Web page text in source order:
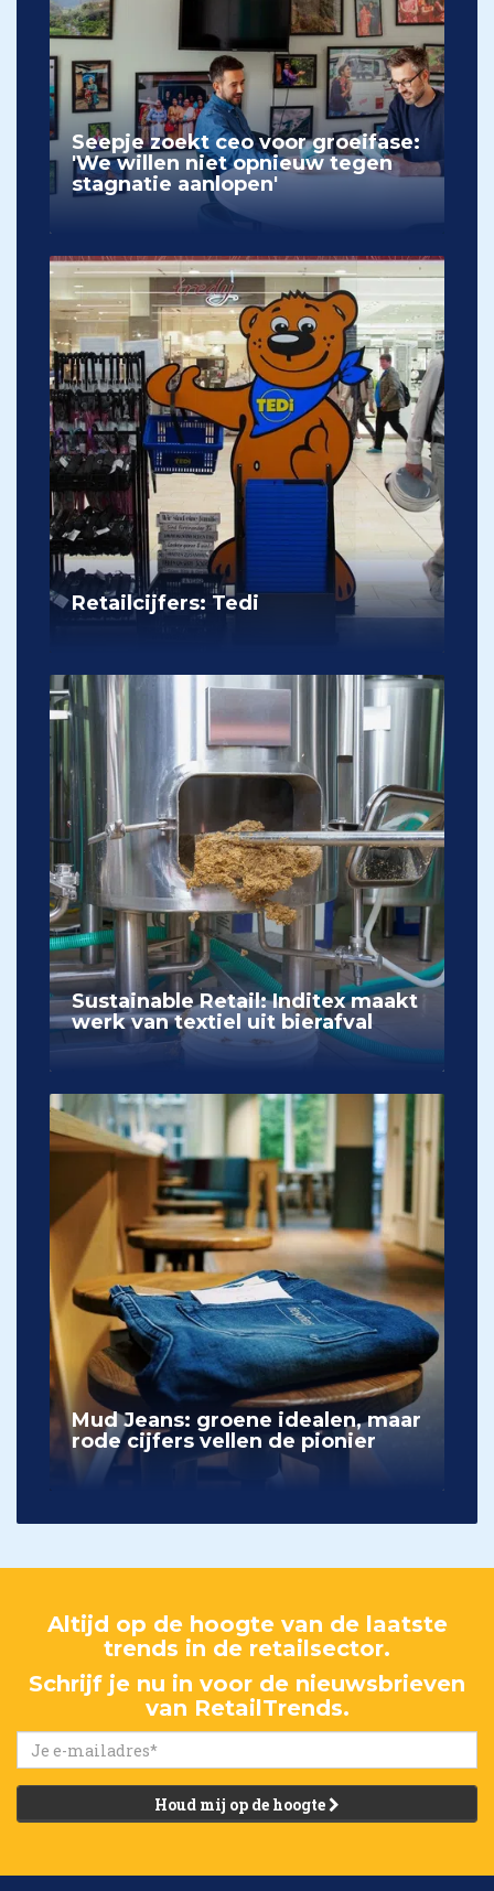
Seepje zoekt ceo voor groeifase:
'We willen niet opnieuw tegen
stagnatie aanlopen'
Retailcijfers: Tedi
Sustainable Retail: Inditex maakt
werk van textiel uit bierafval
Mud Jeans: groene idealen, maar
rode cijfers vellen de pionier
Altijd op de hoogte van de laatste
trends in de retailsector.
Schrijf je nu in voor de nieuwsbrieven
van RetailTrends.
Houd mij op de hoogte